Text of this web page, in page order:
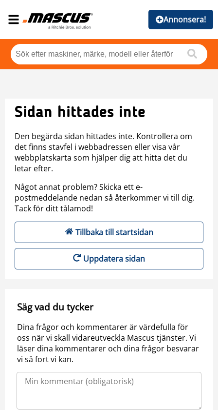
Annonsera!
Sidan hittades inte
Den begärda sidan hittades inte. Kontrollera om
det finns stavfel i webbadressen eller visa vår
webbplatskarta som hjälper dig att hitta det du
letar efter.
Något annat problem? Skicka ett e-
postmeddelande nedan så återkommer vi till dig.
Tack för ditt tålamod!
Tillbaka till startsidan
Uppdatera sidan
Säg vad du tycker
Dina frågor och kommentarer är värdefulla för
oss när vi skall vidareutveckla Mascus tjänster. Vi
läser dina kommentarer och dina frågor besvarar
vi så fort vi kan.